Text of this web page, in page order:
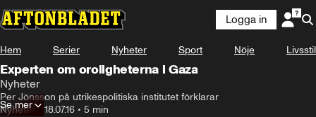
Logga in
Hem Serier Nyheter Sport Nöje Livsstil
Experten om oroligheterna i Gaza
Nyheter
Per Jönsson på utrikespolitiska institutet förklarar
Nyheter• 18.07.16 • 5 min
Se mer